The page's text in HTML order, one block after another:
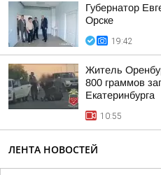
Губернатор
Орске
19:42
Житель
800 граммов
Екатеринбурга
10:55
ЛЕНТА НОВОСТЕЙ